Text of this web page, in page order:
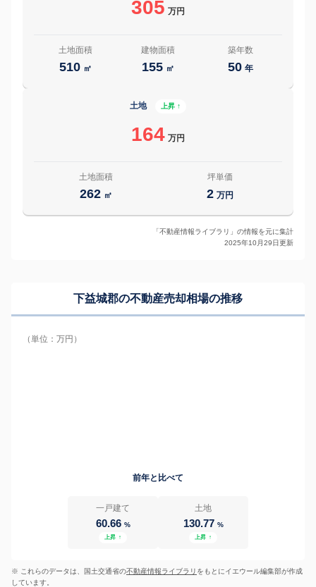
305 万円
土地面積
510 ㎡
建物面積
155 ㎡
築年数
50 年
土地 上昇 ↑
164 万円
土地面積
262 ㎡
坪単価
2 万円
「不動産情報ライブラリ」の情報を元に集計
2025年10月29日更新
下益城郡の不動産売却相場の推移
（単位：万円）
前年と比べて
一戸建て
60.66 %
上昇 ↑
土地
130.77 %
上昇 ↑
※ これらのデータは、国土交通省の不動産情報ライブラリ をもとにイエウール編集部が作成
しています。